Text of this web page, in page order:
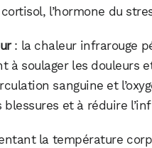
l’hormone du
: la chaleur infrarouge
à soulager les douleurs
sanguine et
et à réduire
la température